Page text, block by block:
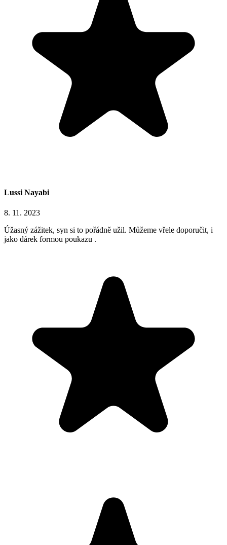
Lussi Nayabi
8. 11. 2023
Úžasný zážitek, syn si to pořádně užil. Můžeme vřele doporučit, i
jako dárek formou poukazu .